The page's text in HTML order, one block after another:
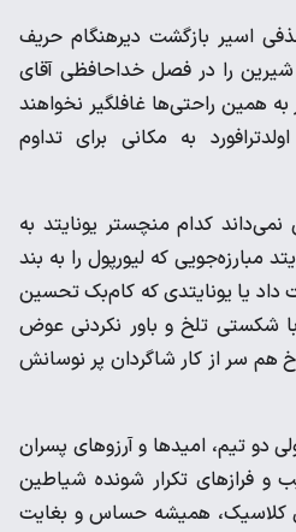
اسیر بازگشت دیرهنگام حریف
را در فصل خداحافظی آقای
به همین راحتی‌ها غافلگیر نخواهند
به مکانی برای تداوم
کدام منچستر یونایتد به
مبارزه‌جویی که لیورپول را به بند
یا یونایتدی که کام‌بک تحسین
با شکستی تلخ و باور نکردنی عوض
هم سر از کار شاگردان پر نوسانش
دو تیم، امیدها و آرزوهای پسران
فرازهای تکرار شونده شیاطین
کلاسیک، همیشه حساس و بغایت